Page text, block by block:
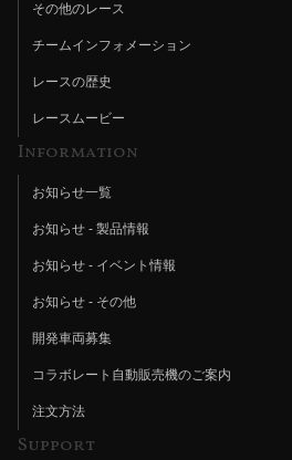
その他のレース
チームインフォメーション
レースの歴史
レースムービー
Information
お知らせ一覧
お知らせ - 製品情報
お知らせ - イベント情報
お知らせ - その他
開発車両募集
コラボレート自動販売機のご案内
注文方法
Support